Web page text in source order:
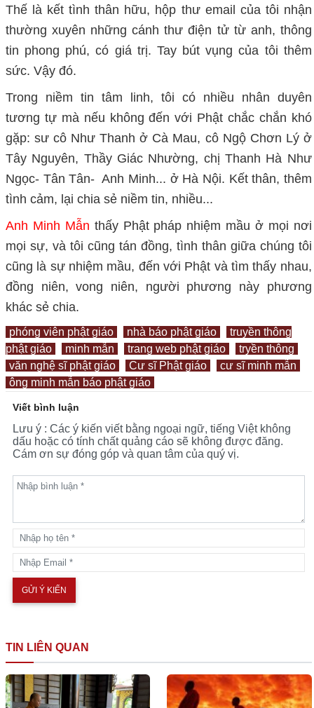
Thế là kết tình thân hữu, hộp thư email của tôi nhận
thường xuyên những cánh thư điện tử từ anh, thông
tin phong phú, có giá trị. Tay bút vụng của tôi thêm
sức. Vậy đó.
Trong niềm tin tâm linh, tôi có nhiều nhân duyên
tương tự mà nếu không đến với Phật chắc chắn khó
gặp: sư cô Như Thanh ở Cà Mau, cô Ngộ Chơn Lý ở
Tây Nguyên, Thầy Giác Nhường, chị Thanh Hà Như
Ngọc- Tân Tân- Anh Minh... ở Hà Nội. Kết thân, thêm
tình cảm, lại chia sẻ niềm tin, nhiều...
Anh Minh Mẫn thấy Phật pháp nhiệm mầu ở mọi nơi
mọi sự, và tôi cũng tán đồng, tình thân giữa chúng tôi
cũng là sự nhiệm mầu, đến với Phật và tìm thấy nhau,
đồng niên, vong niên, người phương này phương
khác sẻ chia.
phóng viên phật giáo nhà báo phật giáo
truyền thông
phật giáo
minh mẫn trang web phật giáo
tryền thông
văn nghệ sĩ phật giáo
Cư sĩ Phật giáo
cư sĩ minh mẫn
ông minh mẫn báo phật giáo
Viết bình luận
Lưu ý : Các ý kiến viết bằng ngoại ngữ, tiếng Việt không
dấu hoặc có tính chất quảng cáo sẽ không được đăng.
Cám ơn sự đóng góp và quan tâm của quý vị.
TIN LIÊN QUAN